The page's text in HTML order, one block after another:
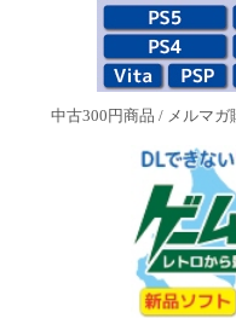
中古300円商品 / メルマガ